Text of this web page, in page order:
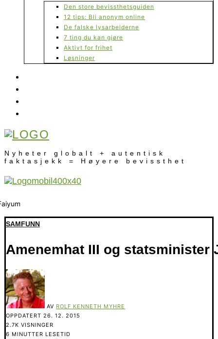
Den store bevissthetsguiden
12 tips: Bli anonym online
De falske lysarbeiderne
7 ting du kan gjøre
Aktivt for frihet
Løsninger
Nyheter globalt + autentisk
faktasjekk = Høyere bevissthet
SAMFUNN
Amenemhat III og statsminister
AV ROLF KENNETH MYHRE
OPPDATERT 26. 12. 2015
2.7K VISNINGER
6 MINUTTER LESETID